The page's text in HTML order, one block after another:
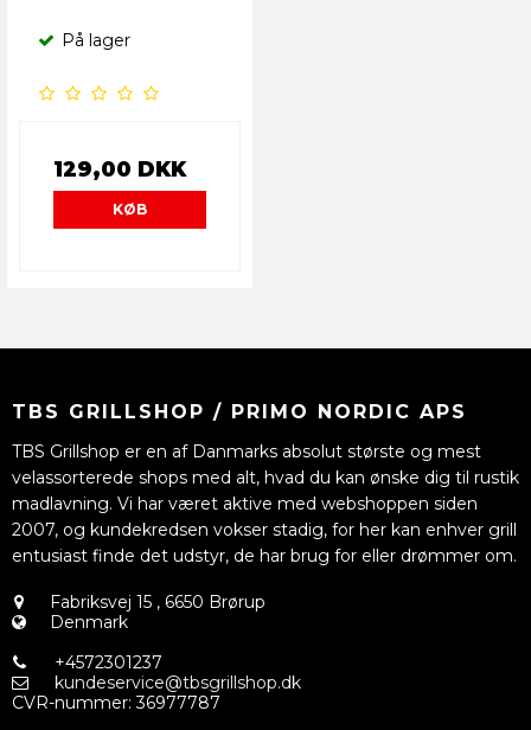
På lager
129,00 DKK
KØB
TBS GRILLSHOP / PRIMO NORDIC APS
TBS Grillshop er en af Danmarks absolut største og mest
velassorterede shops med alt, hvad du kan ønske dig til rustik
madlavning. Vi har været aktive med webshoppen siden
2007, og kundekredsen vokser stadig, for her kan enhver grill
entusiast finde det udstyr, de har brug for eller drømmer om.
Fabriksvej 15 , 6650 Brørup
Denmark
+4572301237
kundeservice@tbsgrillshop.dk
CVR-nummer: 36977787